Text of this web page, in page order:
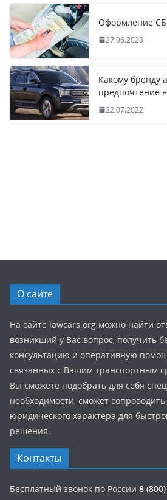
Оформление
27.06.2023
Какому бренду
предпочтение
22.07.2022
О сайте
На сайте lawcars.org можно найти
возникший у Вас вопрос, получить
консультацию и оперативную
связанных с Вашим транспортным
Вы сможете подобрать для себя
необходимости, сможет
юридического характера для
решения.
Контакты
Бесплатный звонок по России 8